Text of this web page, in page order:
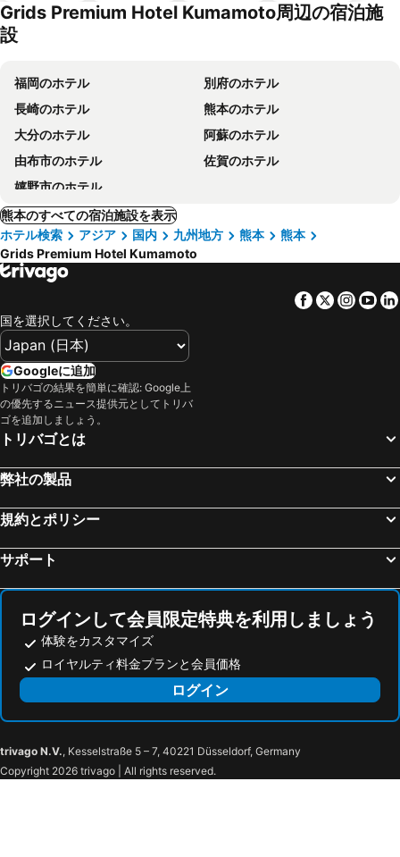
Grids Premium Hotel Kumamoto周辺の宿泊施
設
福岡のホテル
別府のホテル
長崎のホテル
熊本のホテル
大分のホテル
阿蘇のホテル
由布市のホテル
佐賀のホテル
嬉野市のホテル
熊本のすべての宿泊施設を表示
ホテル検索
アジア 国内 九州地方 熊本
熊本
Grids Premium Hotel Kumamoto
Facebook
Twitter
国を選択してください。
Googleに追加
トリバゴの結果を簡単に確認: Google上
の優先するニュース提供元としてトリバ
ゴを追加しましょう。
トリバゴとは
弊社の製品
規約とポリシー
サポート
ログインして会員限定特典を利用しましょう
体験をカスタマイズ
ロイヤルティ料金プランと会員価格
ログイン
trivago N.V., Kesselstraße 5 – 7, 40221 Düsseldorf, Germany
Copyright 2026 trivago | All rights reserved.